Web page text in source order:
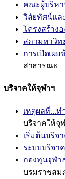
คณะผู้บริหา
วิสัยทัศน์แล
โครงสร้าง
สภามหาวิท
การเปิดเผ
สาธารณะ
บริจาคให้จุฬาฯ
เหตุผลที่...ท
บริจาคให้จุ
เริ่มต้นบริจ
ระบบบริจา
กองทุนจุฬา
บรมราชสม